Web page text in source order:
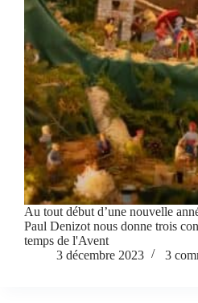
Au tout début d’une nouvelle
Paul Denizot nous donne trois
temps de l'Avent
3 décembre 2023
3